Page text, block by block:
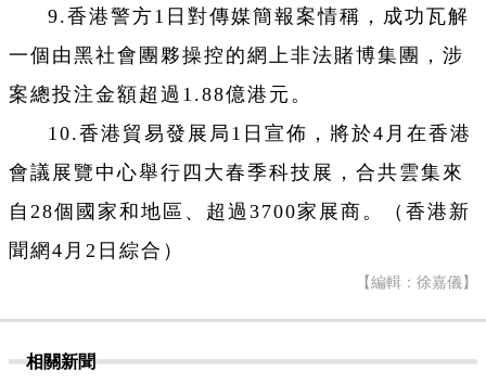
9.香港警方1日對傳媒簡報案情稱，成功瓦解
一個由黑社會團夥操控的網上非法賭博集團，涉
案總投注金額超過1.88億港元。
10.香港貿易發展局1日宣佈，將於4月在香港
會議展覽中心舉行四大春季科技展，合共雲集來
自28個國家和地區、超過3700家展商。（香港新
聞網4月2日綜合）
【編輯：徐嘉儀】
相關新聞